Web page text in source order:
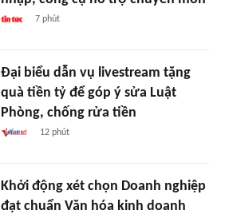
7 phút
Đại biểu dẫn vụ livestream tặng
quà tiền tỷ để góp ý sửa Luật
Phòng, chống rửa tiền
12 phút
Khởi động xét chọn Doanh nghiệp
đạt chuẩn Văn hóa kinh doanh